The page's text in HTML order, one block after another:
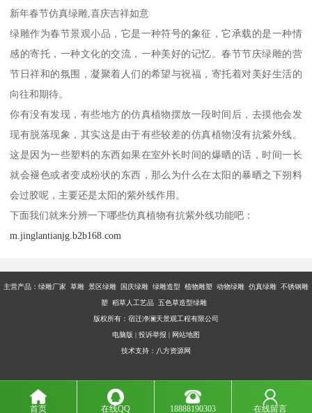
新年春节仿真绿雕,喜庆吉祥如意
绿雕作为春节景观小品，它是一种符号的象征，它承载的是一种情
感的寄托，一种文化的交流，一种美好的记忆。春节节庆绿雕的营
节日祥和的氛围，凝聚着人们的希望与祝福，寄托着对美好生活的
向往和期待。
你有没有发现，有些地方的仿真植物摆放一段时间后，去摸他会发
现有脱落现象，其实这是由于有些较差的仿真植物没有抗紫外线。
这是因为一些塑料的东西如果在室外长时间的爆晒的话，时间一长
就会褪色或者变成粉状的东西，那么为什么在太阳的暴晒之下朔料
会过胶呢，主要还是太阳的紫外线作用。
下面我们就来分辨一下哪些仿真植物有抗紫外线功能吧：
m.jinglantianjg.b2b168.com
主营产品： 绿雕厂家 草雕 景区绿雕 国庆绿雕 绿雕造型 植物雕塑 动物绿雕 仿真绿雕 不锈钢雕
塑 稻草人工艺品 五色草造型绿雕
版权所有：宿迁净澜天景观工程有限公司
电脑版 投诉举报 网站地图
技术支持： 八方资源网
首页 在线QQ 18888190303 在线留言